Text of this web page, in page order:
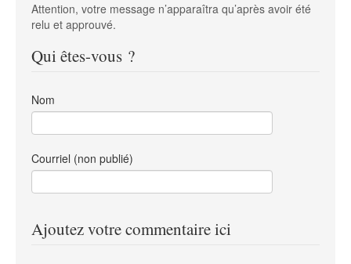
Attention, votre message n’apparaîtra qu’après avoir été
relu et approuvé.
Qui êtes-vous ?
Nom
Courriel (non publié)
Ajoutez votre commentaire ici